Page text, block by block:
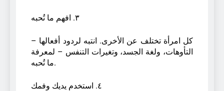
٣. افهم ما تُحبه
كل امرأة تختلف عن الأخرى. انتبه لردود أفعالها –
التأوهات، ولغة الجسد، وتغيرات التنفس – لمعرفة
ما تُحبه.
٤. استخدم يديك وفمك